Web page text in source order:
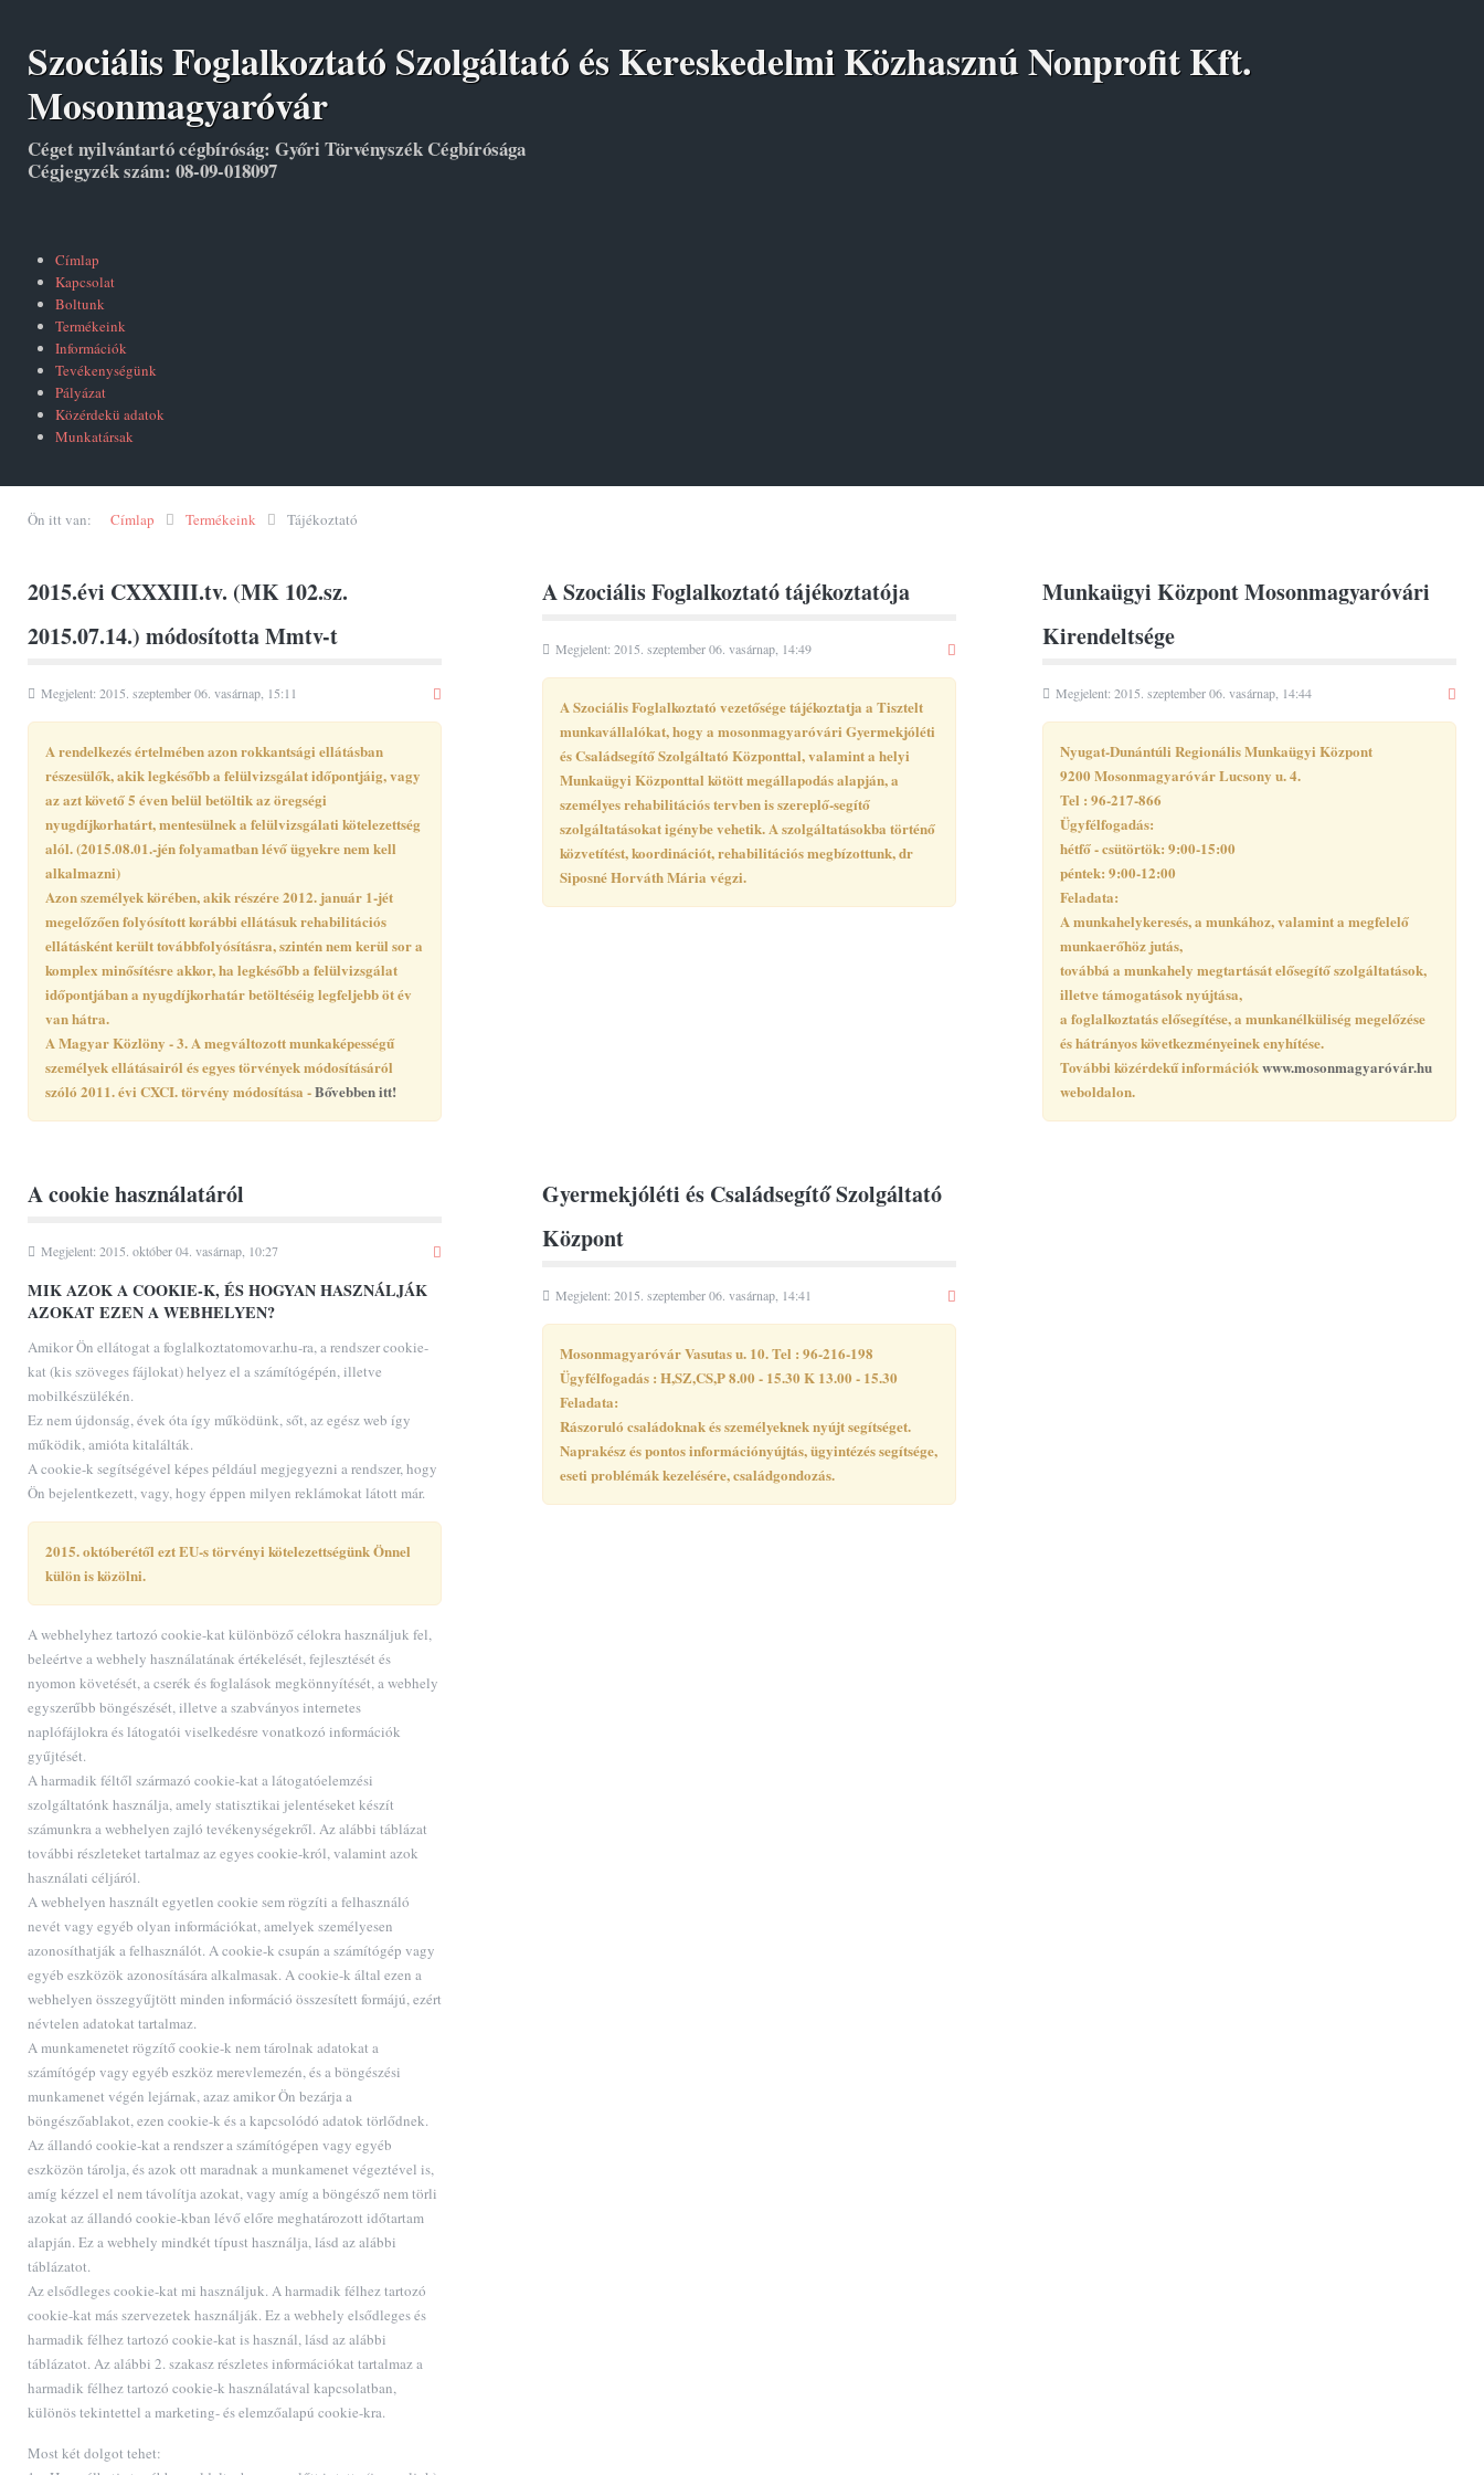
Szociális Foglalkoztató Szolgáltató és Kereskedelmi Közhasznú Nonprofit Kft.
Mosonmagyaróvár
Céget nyilvántartó cégbíróság: Győri Törvényszék Cégbírósága
Cégjegyzék szám: 08-09-018097
Címlap
Kapcsolat
Boltunk
Termékeink
Információk
Tevékenységünk
Pályázat
Közérdekü adatok
Munkatársak
Ön itt van: Címlap Termékeink Tájékoztató
2015.évi CXXXIII.tv. (MK 102.sz.
2015.07.14.) módosította Mmtv-t
Megjelent: 2015. szeptember 06. vasárnap, 15:11
A rendelkezés értelmében azon rokkantsági ellátásban
részesülők, akik legkésőbb a felülvizsgálat időpontjáig, vagy
az azt követő 5 éven belül betöltik az öregségi
nyugdíjkorhatárt, mentesülnek a felülvizsgálati kötelezettség
alól. (2015.08.01.-jén folyamatban lévő ügyekre nem kell
alkalmazni)
Azon személyek körében, akik részére 2012. január 1-jét
megelőzően folyósított korábbi ellátásuk rehabilitációs
ellátásként került továbbfolyósításra, szintén nem kerül sor a
komplex minősítésre akkor, ha legkésőbb a felülvizsgálat
időpontjában a nyugdíjkorhatár betöltéséig legfeljebb öt év
van hátra.
A Magyar Közlöny - 3. A megváltozott munkaképességű
személyek ellátásairól és egyes törvények módosításáról
szóló 2011. évi CXCI. törvény módosítása -Bővebben itt!
A Szociális Foglalkoztató tájékoztatója
Megjelent: 2015. szeptember 06. vasárnap, 14:49
A Szociális Foglalkoztató vezetősége tájékoztatja a Tisztelt
munkavállalókat, hogy a mosonmagyaróvári Gyermekjóléti
és Családsegítő Szolgáltató Központtal, valamint a helyi
Munkaügyi Központtal kötött megállapodás alapján, a
személyes rehabilitációs tervben is szereplő-segítő
szolgáltatásokat igénybe vehetik. A szolgáltatásokba történő
közvetítést, koordinációt, rehabilitációs megbízottunk, dr
Siposné Horváth Mária végzi.
Munkaügyi Központ Mosonmagyaróvári
Kirendeltsége
Megjelent: 2015. szeptember 06. vasárnap, 14:44
Nyugat-Dunántúli Regionális Munkaügyi Központ
9200 Mosonmagyaróvár Lucsony u. 4.
Tel : 96-217-866
Ügyfélfogadás:
hétfő - csütörtök: 9:00-15:00
péntek: 9:00-12:00
Feladata:
A munkahelykeresés, a munkához, valamint a megfelelő
munkaerőhöz jutás,
továbbá a munkahely megtartását elősegítő szolgáltatások,
illetve támogatások nyújtása,
a foglalkoztatás elősegítése, a munkanélküliség megelőzése
és hátrányos következményeinek enyhítése.
További közérdekű információkwww.mosonmagyaróvár.hu
weboldalon.
A cookie használatáról
Megjelent: 2015. október 04. vasárnap, 10:27
MIK AZOK A COOKIE-K, ÉS HOGYAN HASZNÁLJÁK
AZOKAT EZEN A WEBHELYEN?
Amikor Ön ellátogat a foglalkoztatomovar.hu-ra, a rendszer cookie-
kat (kis szöveges fájlokat) helyez el a számítógépén, illetve
mobilkészülékén.
Ez nem újdonság, évek óta így működünk, sőt, az egész web így
működik, amióta kitalálták.
A cookie-k segítségével képes például megjegyezni a rendszer, hogy
Ön bejelentkezett, vagy, hogy éppen milyen reklámokat látott már.
2015. októberétől ezt EU-s törvényi kötelezettségünk Önnel
külön is közölni.
A webhelyhez tartozó cookie-kat különböző célokra használjuk fel,
beleértve a webhely használatának értékelését, fejlesztését és
nyomon követését, a cserék és foglalások megkönnyítését, a webhely
egyszerűbb böngészését, illetve a szabványos internetes
naplófájlokra és látogatói viselkedésre vonatkozó információk
gyűjtését.
A harmadik féltől származó cookie-kat a látogatóelemzési
szolgáltatónk használja, amely statisztikai jelentéseket készít
számunkra a webhelyen zajló tevékenységekről. Az alábbi táblázat
további részleteket tartalmaz az egyes cookie-król, valamint azok
használati céljáról.
A webhelyen használt egyetlen cookie sem rögzíti a felhasználó
nevét vagy egyéb olyan információkat, amelyek személyesen
azonosíthatják a felhasználót. A cookie-k csupán a számítógép vagy
egyéb eszközök azonosítására alkalmasak. A cookie-k által ezen a
webhelyen összegyűjtött minden információ összesített formájú, ezért
névtelen adatokat tartalmaz.
A munkamenetet rögzítő cookie-k nem tárolnak adatokat a
számítógép vagy egyéb eszköz merevlemezén, és a böngészési
munkamenet végén lejárnak, azaz amikor Ön bezárja a
böngészőablakot, ezen cookie-k és a kapcsolódó adatok törlődnek.
Az állandó cookie-kat a rendszer a számítógépen vagy egyéb
eszközön tárolja, és azok ott maradnak a munkamenet végeztével is,
amíg kézzel el nem távolítja azokat, vagy amíg a böngésző nem törli
azokat az állandó cookie-kban lévő előre meghatározott időtartam
alapján. Ez a webhely mindkét típust használja, lásd az alábbi
táblázatot.
Az elsődleges cookie-kat mi használjuk. A harmadik félhez tartozó
cookie-kat más szervezetek használják. Ez a webhely elsődleges és
harmadik félhez tartozó cookie-kat is használ, lásd az alábbi
táblázatot. Az alábbi 2. szakasz részletes információkat tartalmaz a
harmadik félhez tartozó cookie-k használatával kapcsolatban,
különös tekintettel a marketing- és elemzőalapú cookie-kra.
Most két dolgot tehet:
Gyermekjóléti és Családsegítő Szolgáltató
Központ
Megjelent: 2015. szeptember 06. vasárnap, 14:41
Mosonmagyaróvár Vasutas u. 10. Tel : 96-216-198
Ügyfélfogadás : H,SZ,CS,P 8.00 - 15.30 K 13.00 - 15.30
Feladata:
Rászoruló családoknak és személyeknek nyújt segítséget.
Naprakész és pontos információnyújtás, ügyintézés segítsége,
eseti problémák kezelésére, családgondozás.